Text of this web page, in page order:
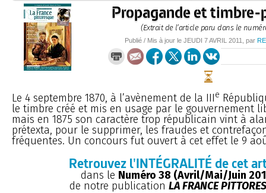
Propagande et timbre-
(Extrait de l’article paru dans le
Publié / Mis à jour leJEUDI 7 AVRIL 2011 , par
Le 4 septembre 1870, à l’avènement de la IIIe
le timbre créé et mis en usage par le gouvernement
mais en 1875 son caractère trop républicain vint à
prétexta, pour le supprimer, les fraudes et
fréquentes. Un concours fut ouvert à cet effet le 9
Retrouvez l'INTÉGRALITÉ de cet
dans le Numéro 38 (Avril/Mai/Juin
de notre publication LA FRANCE